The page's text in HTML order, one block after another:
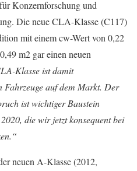
Konzernforschung und
Die neue CLA-Klasse (C117)
mit einem cw-Wert von 0,22
m2 gar einen neuen
Klasse ist damit
auf dem Markt. Der
ist wichtiger Baustein
die wir jetzt konsequent bei
neuen A-Klasse (2012,